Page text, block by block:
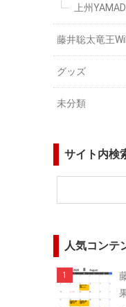
上州
藤井聡太竜王
グッズ
未分類
サイト内検
人気コンテ